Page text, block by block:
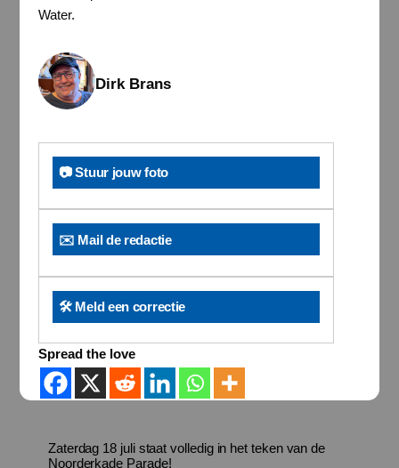
Water.
Dirk Brans
📷 Stuur jouw foto
✉️ Mail de redactie
🛠️ Meld een correctie
Spread the love
Zaterdag 18 juli staat volledig in het teken van de
Noorderkade Parade!